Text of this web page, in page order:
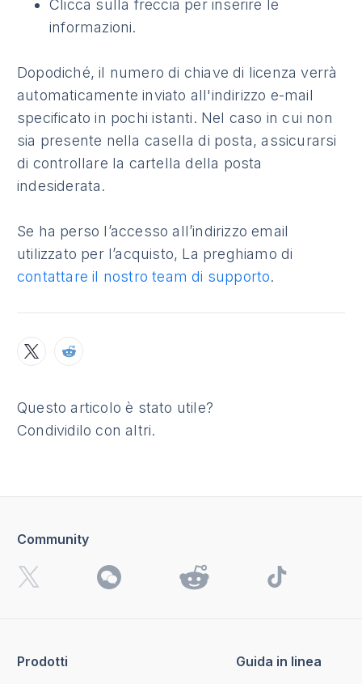
Clicca sulla freccia per inserire le
informazioni.
Dopodiché, il numero di chiave di licenza verrà
automaticamente inviato all'indirizzo e-mail
specificato in pochi istanti. Nel caso in cui non
sia presente nella casella di posta, assicurarsi
di controllare la cartella della posta
indesiderata.
Se ha perso l’accesso all’indirizzo email
utilizzato per l’acquisto, La preghiamo di
contattare il nostro team di supporto.
Questo articolo è stato utile?
Condividilo con altri.
Prodotti Guida in linea
Community